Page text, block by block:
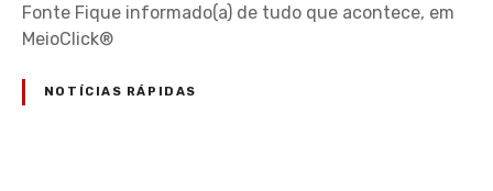
Fonte Fique informado(a) de tudo que acontece, em
MeioClick®
NOTÍCIAS RÁPIDAS